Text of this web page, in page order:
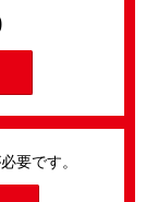
要です。